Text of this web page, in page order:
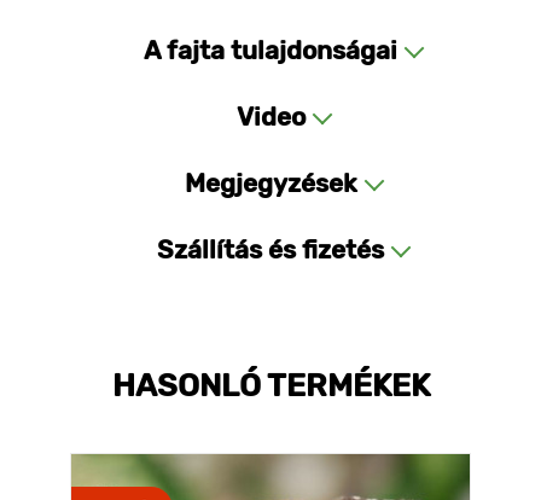
A fajta tulajdonságai
Video
Megjegyzések
Szállítás és fizetés
HASONLÓ TERMÉKEK